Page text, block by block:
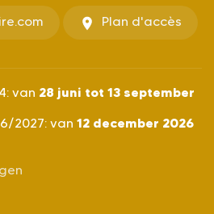
Plan d'accès
van 28 juni tot 13 september
2027: van 12 december 2026